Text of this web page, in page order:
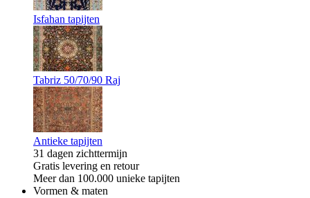
Isfahan tapijten
Tabriz 50/70/90 Raj
Antieke tapijten
31 dagen zichttermijn
Gratis levering en retour
Meer dan 100.000 unieke tapijten
Vormen & maten